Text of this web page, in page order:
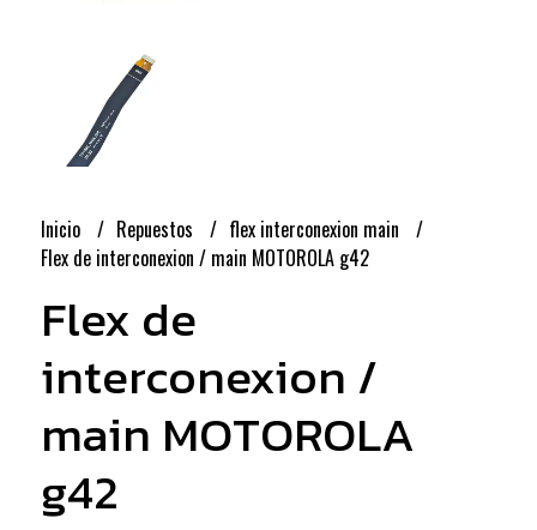
Inicio Repuestos
flex interconexion main
Flex de interconexion / main MOTOROLA g42
Flex de
interconexion /
main MOTOROLA
g42